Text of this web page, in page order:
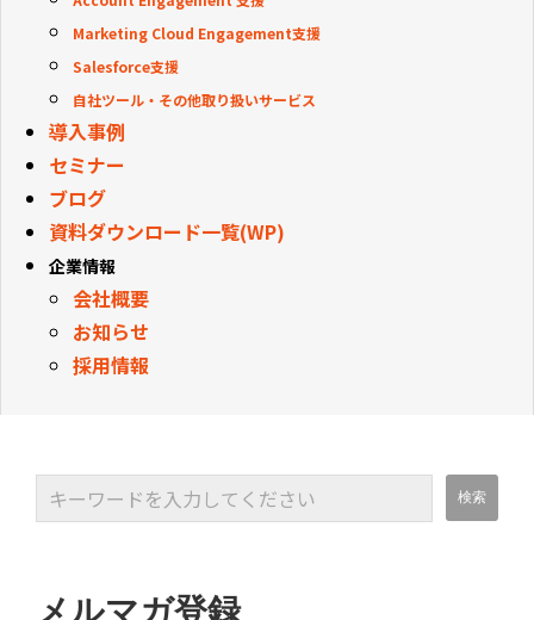
Marketing Cloud Engagement支援
Salesforce支援
自社ツール・その他取り扱いサービス
導入事例
セミナー
ブログ
資料ダウンロード一覧(WP)
企業情報
会社概要
お知らせ
採用情報
メルマガ登録